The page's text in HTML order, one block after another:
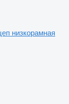
низкорамная